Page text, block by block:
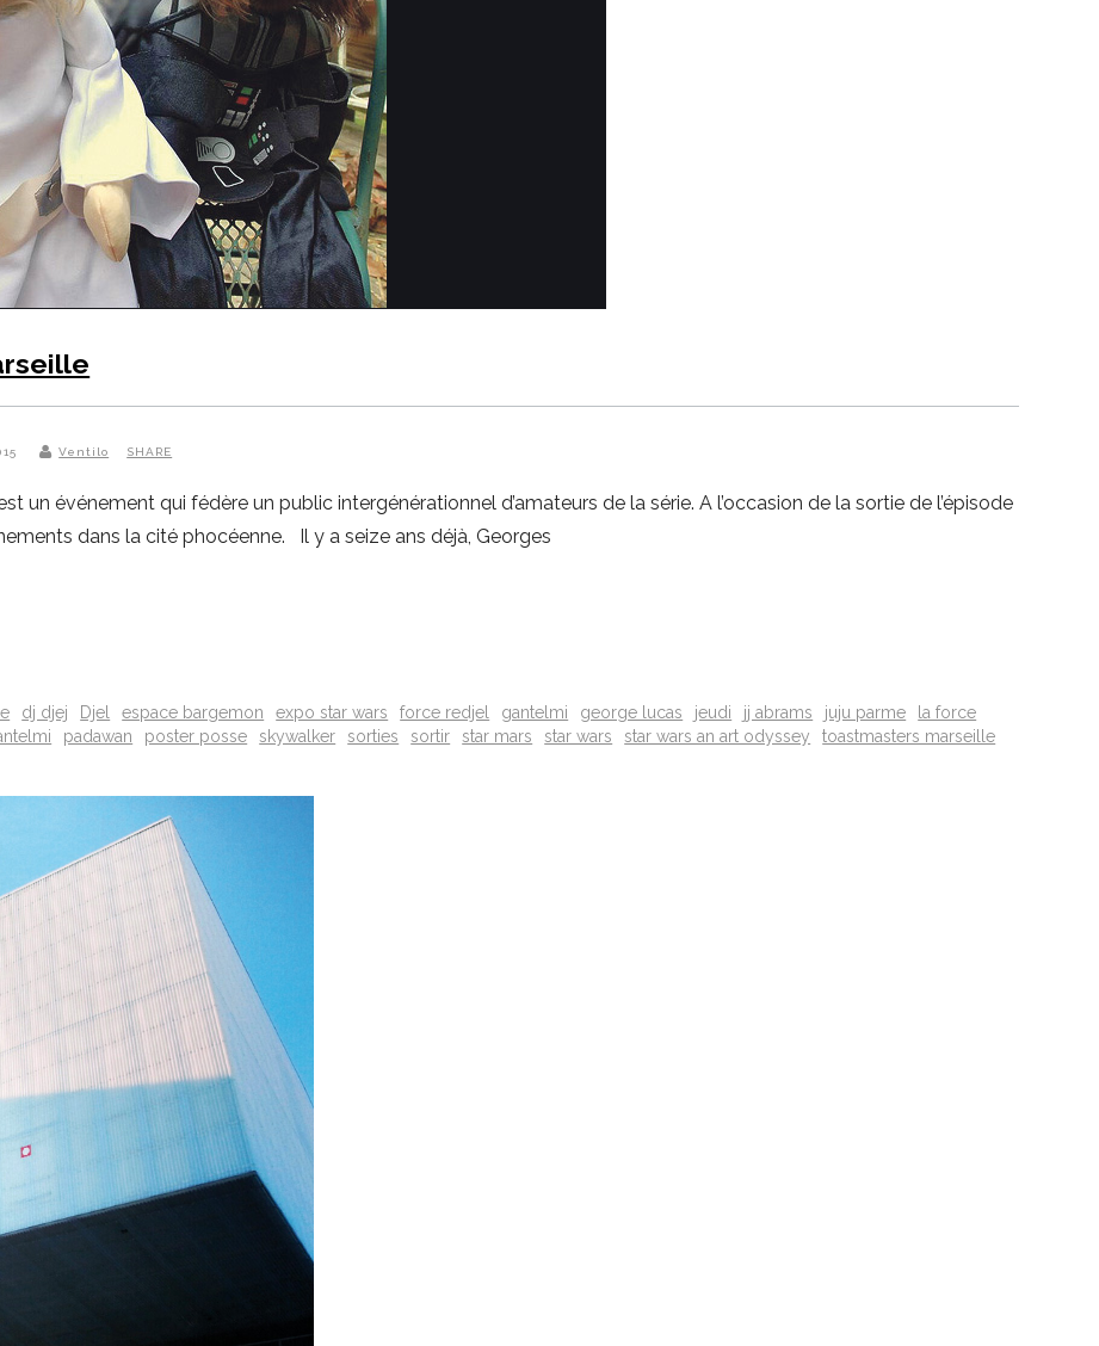
Ventilo SHARE
un événement qui fédère un public intergénérationnel d’amateurs de la série. A l’occasion de la sortie de l’épisode
dans la cité phocéenne. Il y a seize ans déjà, Georges
dj djej Djel espace bargemon expo star wars force redjel gantelmi george lucas jeudi jj abrams juju parme
la force
padawan poster posse skywalker sorties sortir star mars star wars star wars an art odyssey toastmasters marseille